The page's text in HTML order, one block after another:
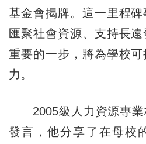
基金會揭牌。這一里程
匯聚社會資源、支持長
重要的一步，將為學校
力。
2005級人力資源專業
發言，他分享了在母校